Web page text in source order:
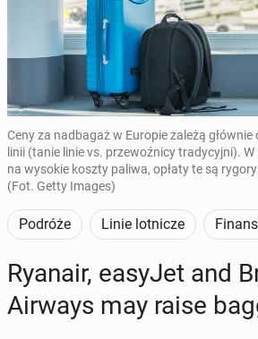
Ceny za nadbagaż w Europie zależą
linii (tanie linie vs. przewoźnicy tradycyjni).
na wysokie koszty paliwa, opłaty te są
(Fot. Getty Images)
Podróże Linie lotnicze
Ryanair, easyJet and
Airways may raise